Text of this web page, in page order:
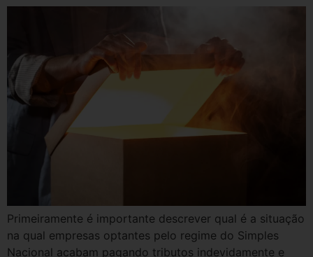
Primeiramente é importante descrever qual é a situação
na qual empresas optantes pelo regime do Simples
Nacional acabam pagando tributos indevidamente e